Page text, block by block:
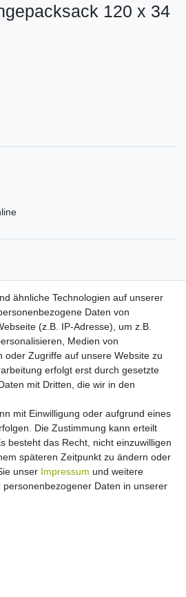
120 x 34
Daten­schutz­erklärunggelesen habe. Meine
ähnliche Technologien auf unserer
Daten von
(z.B. IP-Adresse), um z.B.
Medien von
oder Zugriffe auf unsere Website zu
erfolgt erst durch gesetzte
mit Dritten, die wir in den
mit Einwilligung oder aufgrund eines
Die Zustimmung kann erteilt
besteht das Recht, nicht einzuwilligen
späteren Zeitpunkt zu ändern oder
unser Impressum und weitere
personenbezogener Daten in unserer